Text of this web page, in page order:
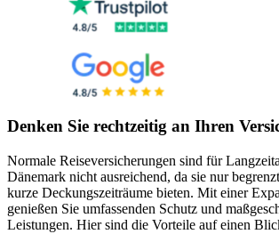
Denken Sie rechtzeitig an Ihren
Normale Reiseversicherungen sind für
Dänemark nicht ausreichend, da sie nur
kurze Deckungszeiträume bieten. Mit einer
genießen Sie umfassenden Schutz und
Leistungen. Hier sind die Vorteile auf einen